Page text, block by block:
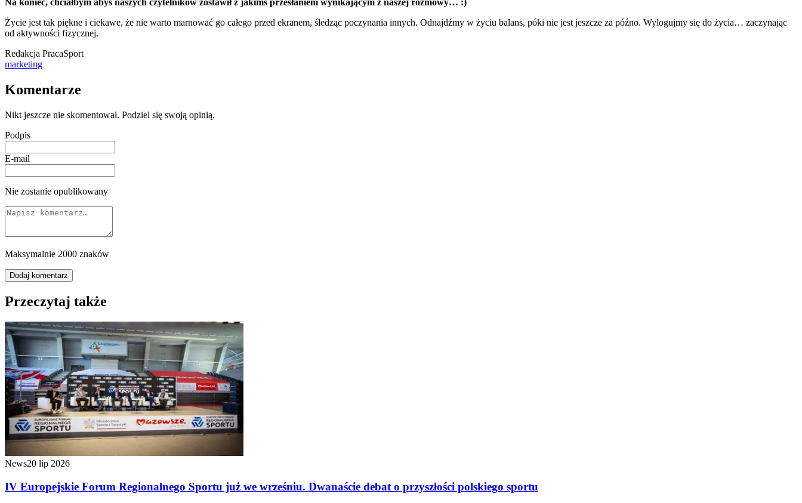
Na koniec, chciałbym abyś naszych czytelników zostawił z jakimś przesłaniem wynikającym z naszej rozmowy… :)
Życie jest tak piękne i ciekawe, że nie warto marnować go całego przed ekranem, śledząc poczynania innych. Odnajdźmy w życiu balans, póki nie jest jeszcze za późno. Wylogujmy się do życia… zaczynając
od aktywności fizycznej.
Redakcja PracaSport
marketing
Komentarze
Nikt jeszcze nie skomentował. Podziel się swoją opinią.
Podpis
E-mail
Nie zostanie opublikowany
Maksymalnie 2000 znaków
Dodaj komentarz
Przeczytaj także
News20 lip 2026
IV Europejskie Forum Regionalnego Sportu już we wrześniu. Dwanaście debat o przyszłości polskiego sportu